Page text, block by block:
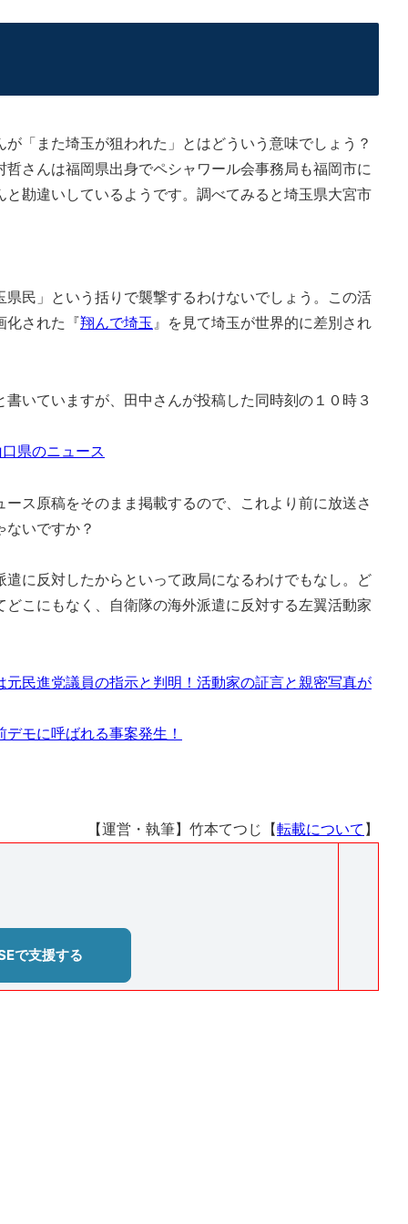
「また埼玉が狙われた」とはどういう意味でしょう？
さんは福岡県出身でペシャワール会事務局も福岡市に
勘違いしているようです。調べてみると埼玉県大宮市
民」という括りで襲撃するわけないでしょう。この活
化された『翔んで埼玉 』を見て埼玉が世界的に差別され
いていますが、田中さんが投稿した同時刻の１０時３
県のニュース
ス原稿をそのまま掲載するので、これより前に放送さ
ないですか？
に反対したからといって政局になるわけでもなし。ど
こにもなく、自衛隊の海外派遣に反対する左翼活動家
民進党議員の指示と判明！活動家の証言と親密写真が
モに呼ばれる事案発生！
【運営・執筆】竹本てつじ【転載について 】